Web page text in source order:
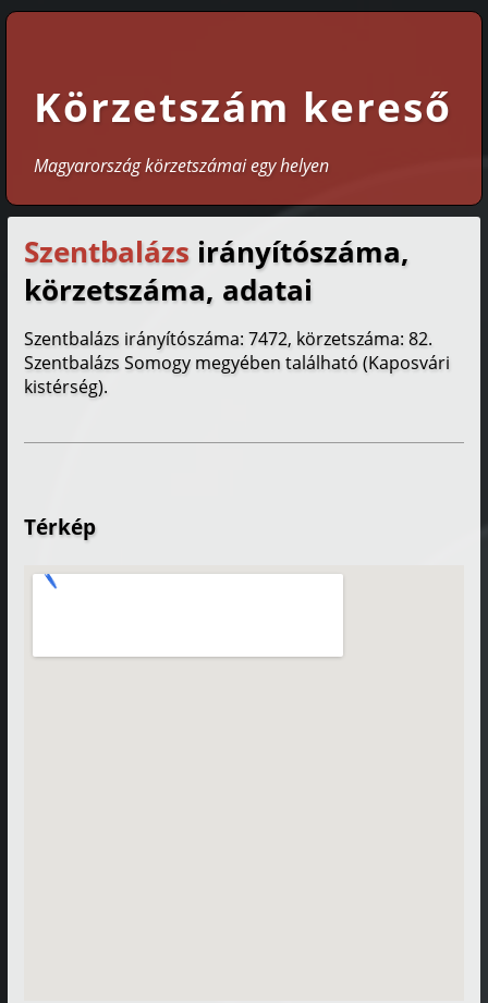
Körzetszám kereső
Magyarország körzetszámai egy helyen
Szentbalázs irányítószáma,
körzetszáma, adatai
Szentbalázs irányítószáma: 7472, körzetszáma: 82.
Szentbalázs Somogy megyében található (Kaposvári
kistérség).
Térkép